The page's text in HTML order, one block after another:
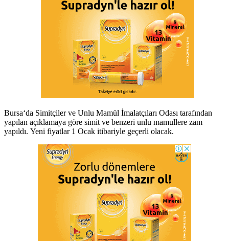
Bursa‘da Simitçiler ve Unlu Mamül İmalatçıları Odası tarafından
yapılan açıklamaya göre simit ve benzeri unlu mamullere zam
yapıldı. Yeni fiyatlar 1 Ocak itibariyle geçerli olacak.